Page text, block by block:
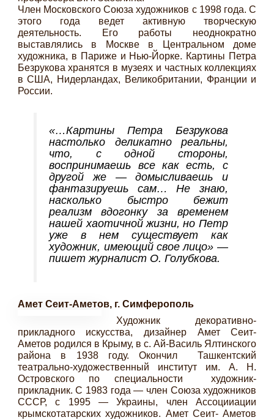
Член Московского Союза художников с 1998 года. С
этого года ведет активную творческую
деятельность. Его работы неоднократно
выставлялись в Москве в Центральном доме
художника, в Париже и Нью-Йорке. Картины Петра
Безрукова хранятся в музеях и частных коллекциях
в США, Нидерландах, Великобритании, Франции и
России.
«…Картины Петра Безрукова
настолько деликатно реальны,
что, с одной стороны,
воспринимаешь все как есть, с
другой же — домысливаешь и
фантазируешь сам… Не знаю,
насколько быстро бежит
реализм вдогонку за временем
нашей хаотичной жизни, но Петр
уже в нем существует как
художник, имеющий свое лицо» —
пишет журналист О. Голубкова.
Амет Сеит-Аметов, г. Симферополь
Художник декоративно-
прикладного искусства, дизайнер Амет Сеит-
Аметов родился в Крыму, в с. Ай-Василь Ялтинского
района в 1938 году. Окончил Ташкентский
театрально-художественный институт им. А. Н.
Островского по специальности художник-
прикладник. С 1983 года — член Союза художников
СССР, с 1995 — Украины, член Ассоцииации
крымскотатарских художников. Амет Сеит- Аметов